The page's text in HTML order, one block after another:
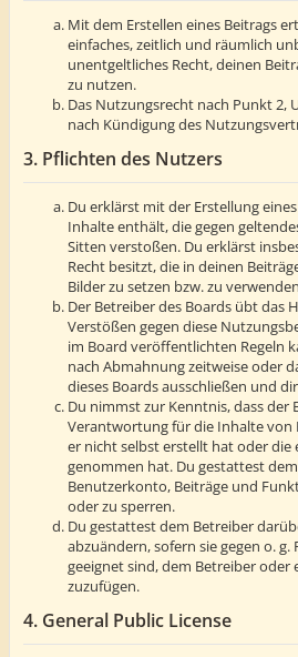
Mit dem Erstellen eines Beitrags
einfaches, zeitlich und räumlich
unentgeltliches Recht, deinen
zu nutzen.
Das Nutzungsrecht nach Punkt 2,
nach Kündigung des
3. Pflichten des Nutzers
Du erklärst mit der Erstellung
Inhalte enthält, die gegen
Sitten verstoßen. Du erklärst
Recht besitzt, die in deinen
Bilder zu setzen bzw. zu
Der Betreiber des Boards übt das
Verstößen gegen diese
im Board veröffentlichten Regeln
nach Abmahnung zeitweise oder
dieses Boards ausschließen und
Du nimmst zur Kenntnis, dass der
Verantwortung für die Inhalte von
er nicht selbst erstellt hat oder die
genommen hat. Du gestattest
Benutzerkonto, Beiträge und
oder zu sperren.
Du gestattest dem Betreiber
abzuändern, sofern sie gegen o.
geeignet sind, dem Betreiber oder
zuzufügen.
4. General Public License